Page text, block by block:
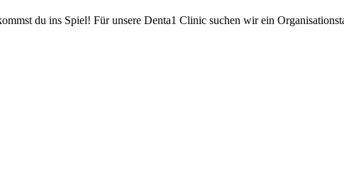
du ins Spiel! Für unsere Denta1 Clinic suchen wir ein